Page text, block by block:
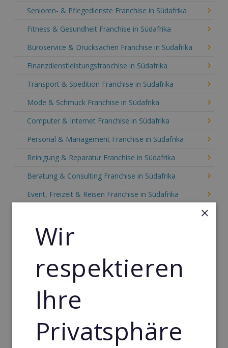
Senioren- & Pflegedienste Franchise in Südafrika
Fitness & Gesundheit Franchise in Südafrika
Büroservice & Drucksachen Franchise in Südafrika
Finanzdienstleistungsfranchise in Südafrika
Transport & Spedition Franchise in Südafrika
Mode & Schmuck Franchise in Südafrika
Computer & Internet Franchise in Südafrika
Personal & Management Franchise in Südafrika
Reinigung & Reparatur Franchise in Südafrika
Beratung & Consulting Franchise in Südafrika
Event, Freizeit & Reisen Franchise in Südafrika
Gebäude & Haustechnik Franchise in Südafrika
Dienstleistungsfranchise in Südafrika
Telekommunikation Franchise in Südafrika
Gastronomie & Bringdienst Franchise in Südafrika
Sport Franchise in Südafrika
Kaffee & Café Franchise in Südafrika
×
Wir
respektieren
Ihre
Privatsphäre